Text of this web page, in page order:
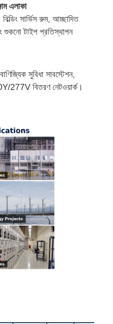
এলাকা
সার্ভিস রুম, আচ্ছাদিত
শুকনো টাইপ প্রতিস্থাপন
সুবিধা সাবস্টেশন,
277V বিতরণ নেটওয়ার্ক।